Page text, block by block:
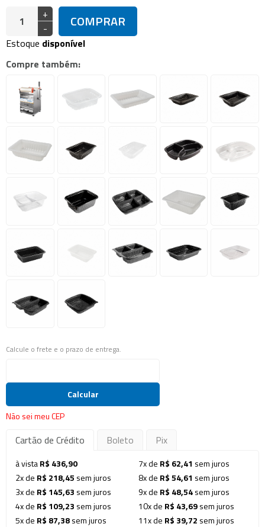
+
-
COMPRAR
Estoque disponível
Compre também:
Calcule o frete e o prazo de entrega.
Calcular
Não sei meu CEP
Cartão de Crédito Boleto Pix
à vistaR$ 436,90
2x de R$ 218,45 sem juros
3x de R$ 145,63 sem juros
4x de R$ 109,23 sem juros
5x de R$ 87,38sem juros
7x de R$ 62,41 sem juros
8x de R$ 54,61 sem juros
9x de R$ 48,54sem juros
10x de R$ 43,69sem juros
11x de R$ 39,72 sem juros